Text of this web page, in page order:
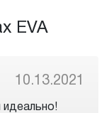
EVA
10.13.2021
идеально!